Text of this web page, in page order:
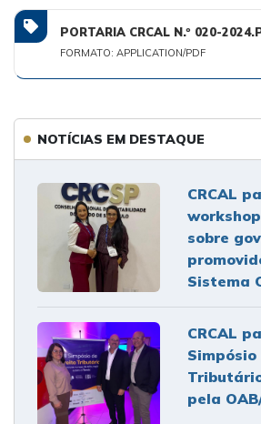
PORTARIA CRCAL N.º 020-
FORMATO: APPLICATION/PDF
NOTÍCIAS EM DESTAQUE
CRCAL
sobre
Sistema
CRCAL
pela